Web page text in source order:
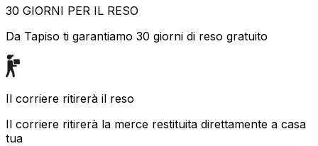
30 GIORNI PER IL RESO
Da Tapiso ti garantiamo 30 giorni di reso gratuito
Il corriere ritirerà il reso
Il corriere ritirerà la merce restituita direttamente a casa
tua